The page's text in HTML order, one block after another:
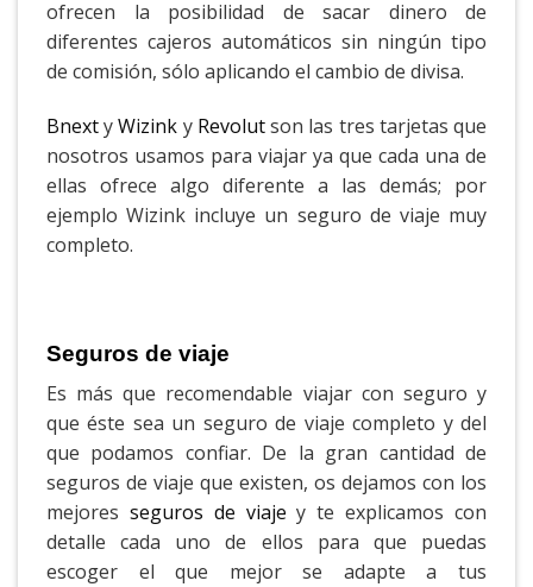
ofrecen la posibilidad de sacar dinero de
diferentes cajeros automáticos sin ningún tipo
de comisión, sólo aplicando el cambio de divisa.
BnextyWizink y Revolutson las tres tarjetas que
nosotros usamos para viajar ya que cada una de
ellas ofrece algo diferente a las demás; por
ejemplo Wizink incluye un seguro de viaje muy
completo.
Seguros de viaje
Es más que recomendable viajar con seguro y
que éste sea un seguro de viaje completo y del
que podamos confiar. De la gran cantidad de
seguros de viaje que existen, os dejamos con los
mejores seguros de viaje y te explicamos con
detalle cada uno de ellos para que puedas
escoger el que mejor se adapte a tus